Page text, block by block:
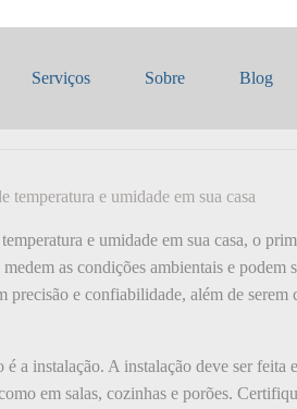
Serviços Sobre Blog
de
temperatura e umidade em sua casa
e umidade em sua casa, o
as condições ambientais e podem
precisão e confiabilidade, além de
a instalação. A instalação deve ser feita
em salas, cozinhas e porões.